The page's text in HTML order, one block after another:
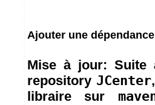
Ajouter une
Mise à jour: Suite
repository JCenter
libraire sur